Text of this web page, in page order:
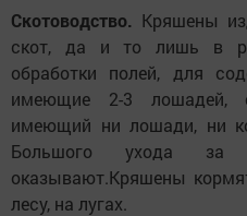
Скотоводство. Кряшены
скот, да и то лишь в
обработки полей, для
имеющие 2-3 лошадей,
имеющий ни лошади, ни
Большого ухода
оказывают.Кряшены
лесу, на лугах.